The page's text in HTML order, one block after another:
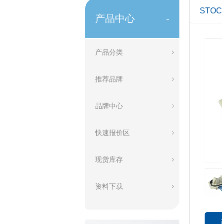
产品中心 -
产品分类
推荐品牌
品牌中心
快速报价区
现货库存
资料下载